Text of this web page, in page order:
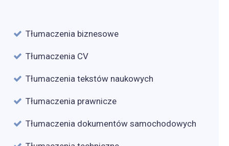
Tłumaczenia biznesowe
Tłumaczenia CV
Tłumaczenia tekstów naukowych
Tłumaczenia prawnicze
Tłumaczenia dokumentów samochodowych